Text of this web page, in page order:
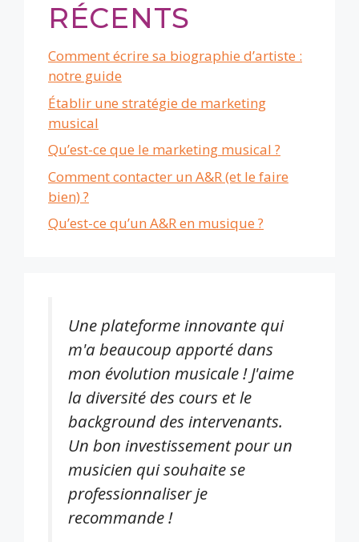
RÉCENTS
Comment écrire sa biographie d’artiste :
notre guide
Établir une stratégie de marketing
musical
Qu’est-ce que le marketing musical ?
Comment contacter un A&R (et le faire
bien) ?
Qu’est-ce qu’un A&R en musique ?
Une plateforme innovante qui
m'a beaucoup apporté dans
mon évolution musicale ! J'aime
la diversité des cours et le
background des intervenants.
Un bon investissement pour un
musicien qui souhaite se
professionnaliser je
recommande !